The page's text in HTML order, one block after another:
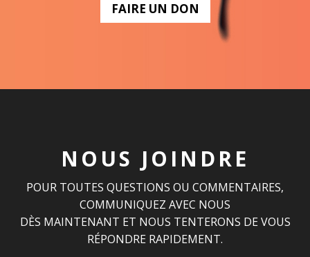
FAIRE UN DON
NOUS JOINDRE
POUR TOUTES QUESTIONS OU COMMENTAIRES,
COMMUNIQUEZ AVEC NOUS
DÈS MAINTENANT ET NOUS TENTERONS DE VOUS
RÉPONDRE RAPIDEMENT.